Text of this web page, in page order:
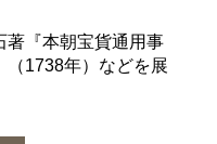
『本朝宝貨通用事
（1738年）などを展